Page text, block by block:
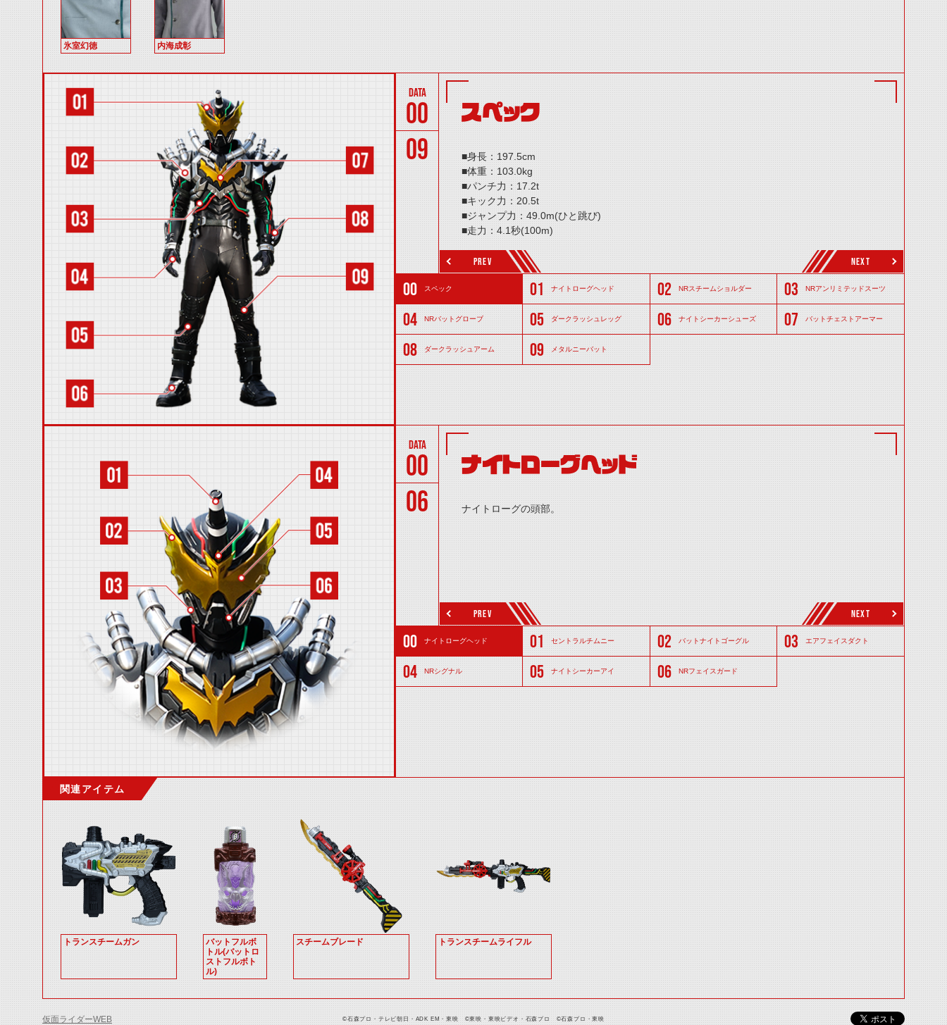
氷室幻徳 内海成彰
00
09
スペック
■身長：197.5cm
■体重：103.0kg
■パンチ力：17.2t
■キック力：20.5t
■ジャンプ力：49.0m(ひと跳び)
■走力：4.1秒(100m)
PREV NEXT
スペック ナイトローグヘッド NRスチームショルダー NRアンリミテッドスーツ
NRバットグローブ ダークラッシュレッグ ナイトシーカーシューズ バットチェストアーマー
ダークラッシュアーム メタルニーバット
00
06
ナイトローグヘッド
ナイトローグの頭部。
PREV NEXT
ナイトローグヘッド セントラルチムニー バットナイトゴーグル エアフェイスダクト
NRシグナル ナイトシーカーアイ NRフェイスガード
関連アイテム
トランスチームガン
バットフルボ
トル(バットロ
ストフルボト
ル)
スチームブレード トランスチームライフル
©石森プロ・テレビ朝日・ADK EM・東映 ©東映・東映ビデオ・石森プロ ©石森プロ・東映
仮面ライダーWEB